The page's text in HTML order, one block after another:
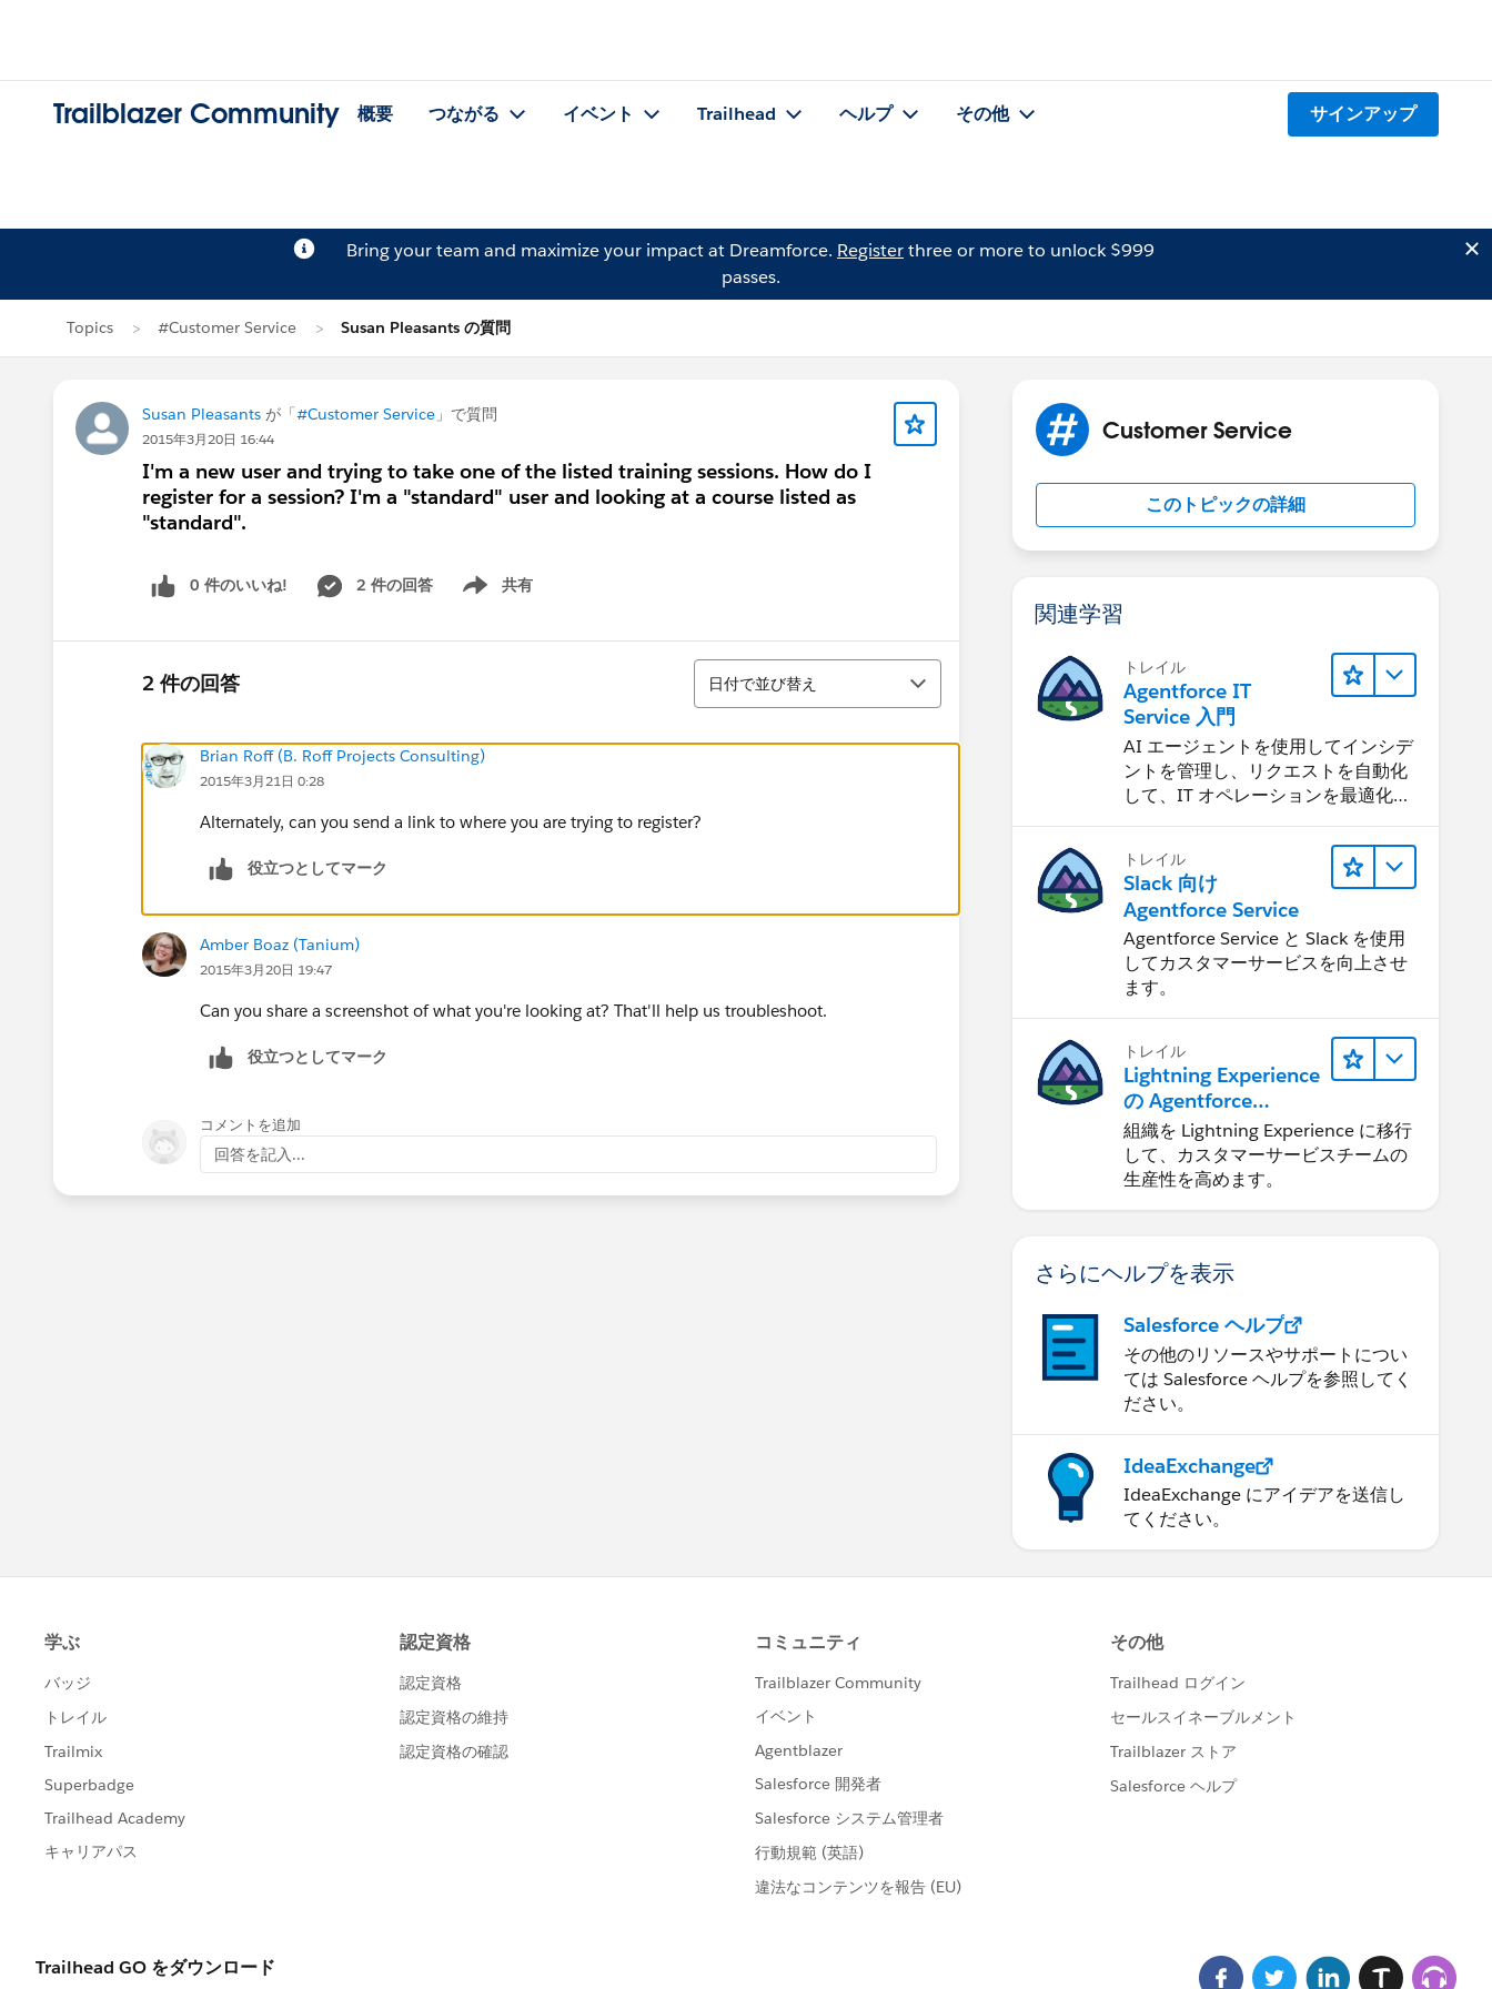
Trailblazer Community 概要 つながる イベント Trailhead ヘルプ その他 サインアップ
Bring your team and maximize your impact at Dreamforce. Registerthree or more to unlock $999
passes.
Topics #Customer Service Susan Pleasants の質問
Susan Pleasants が「#Customer Service 」で質問
2015年3月20日 16:44
I'm a new user and trying to take one of the listed training sessions. How do I
register for a session? I'm a "standard" user and looking at a course listed as
"standard".
0 件のいいね! 2 件の回答 共有
Show menu
2 件の回答
並び替え
日付で並び替え
Brian Roff (B. Roff Projects Consulting)
2015年3月21日 0:28
Alternately, can you send a link to where you are trying to register?
役立つとしてマーク
Amber Boaz (Tanium)
2015年3月20日 19:47
Can you share a screenshot of what you're looking at? That'll help us troubleshoot.
役立つとしてマーク
コメントを追加
回答を記入...
Customer Service
このトピックの詳細
関連学習
トレイル
Agentforce IT
Service 入門
AI エージェントを使用してインシデ
ントを管理し、リクエストを自動化
して、IT オペレーションを最適化す
トレイル
Slack 向け
Agentforce Service
Agentforce Service と Slack を使用
してカスタマーサービスを向上させ
ます。
トレイル
Lightning Experience
の Agentforce
Service 入門
組織を Lightning Experience に移行
して、カスタマーサービスチームの
生産性を高めます。
さらにヘルプを表示
Salesforce ヘルプ
その他のリソースやサポートについ
ては Salesforce ヘルプを参照してく
ださい。
IdeaExchange
IdeaExchange にアイデアを送信し
てください。